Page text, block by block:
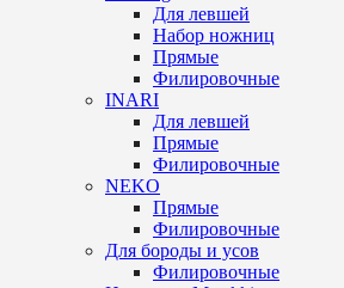
Для левшей
Набор ножниц
Прямые
Филировочные
INARI
Для левшей
Прямые
Филировочные
NEKO
Прямые
Филировочные
Для бороды и усов
Филировочные